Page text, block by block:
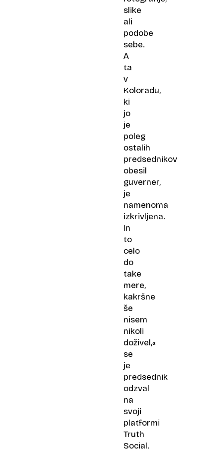
slike
ali
podobe
sebe.
A
ta
v
Koloradu,
ki
jo
je
poleg
ostalih
predsednikov
obesil
guverner,
je
namenoma
izkrivljena.
In
to
celo
do
take
mere,
kakršne
še
nisem
nikoli
doživel,«
se
je
predsednik
odzval
na
svoji
platformi
Truth
Social.